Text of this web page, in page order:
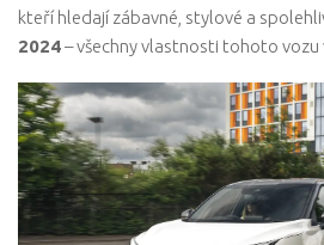
kteří hledají zábavné, stylové a
2024– všechny vlastnosti tohoto vozu